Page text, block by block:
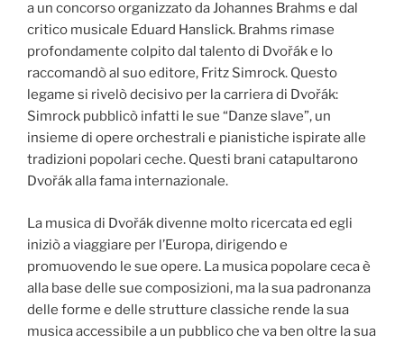
a un concorso organizzato da Johannes Brahms e dal
critico musicale Eduard Hanslick. Brahms rimase
profondamente colpito dal talento di Dvořák e lo
raccomandò al suo editore, Fritz Simrock. Questo
legame si rivelò decisivo per la carriera di Dvořák:
Simrock pubblicò infatti le sue “Danze slave”, un
insieme di opere orchestrali e pianistiche ispirate alle
tradizioni popolari ceche. Questi brani catapultarono
Dvořák alla fama internazionale.
La musica di Dvořák divenne molto ricercata ed egli
iniziò a viaggiare per l’Europa, dirigendo e
promuovendo le sue opere. La musica popolare ceca è
alla base delle sue composizioni, ma la sua padronanza
delle forme e delle strutture classiche rende la sua
musica accessibile a un pubblico che va ben oltre la sua